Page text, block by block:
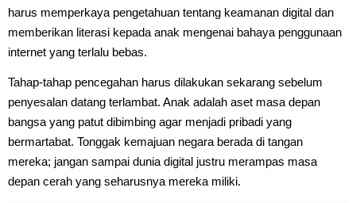
harus memperkaya pengetahuan tentang keamanan digital dan
memberikan literasi kepada anak mengenai bahaya penggunaan
internet yang terlalu bebas.
Tahap-tahap pencegahan harus dilakukan sekarang sebelum
penyesalan datang terlambat. Anak adalah aset masa depan
bangsa yang patut dibimbing agar menjadi pribadi yang
bermartabat. Tonggak kemajuan negara berada di tangan
mereka; jangan sampai dunia digital justru merampas masa
depan cerah yang seharusnya mereka miliki.